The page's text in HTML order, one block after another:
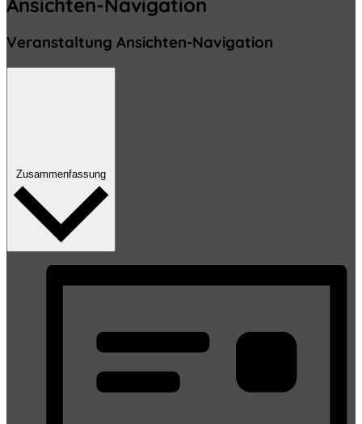
Veranstaltung Ansichten-Navigation
Zusammenfassung